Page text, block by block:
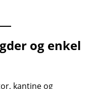
og enkel
kantine og